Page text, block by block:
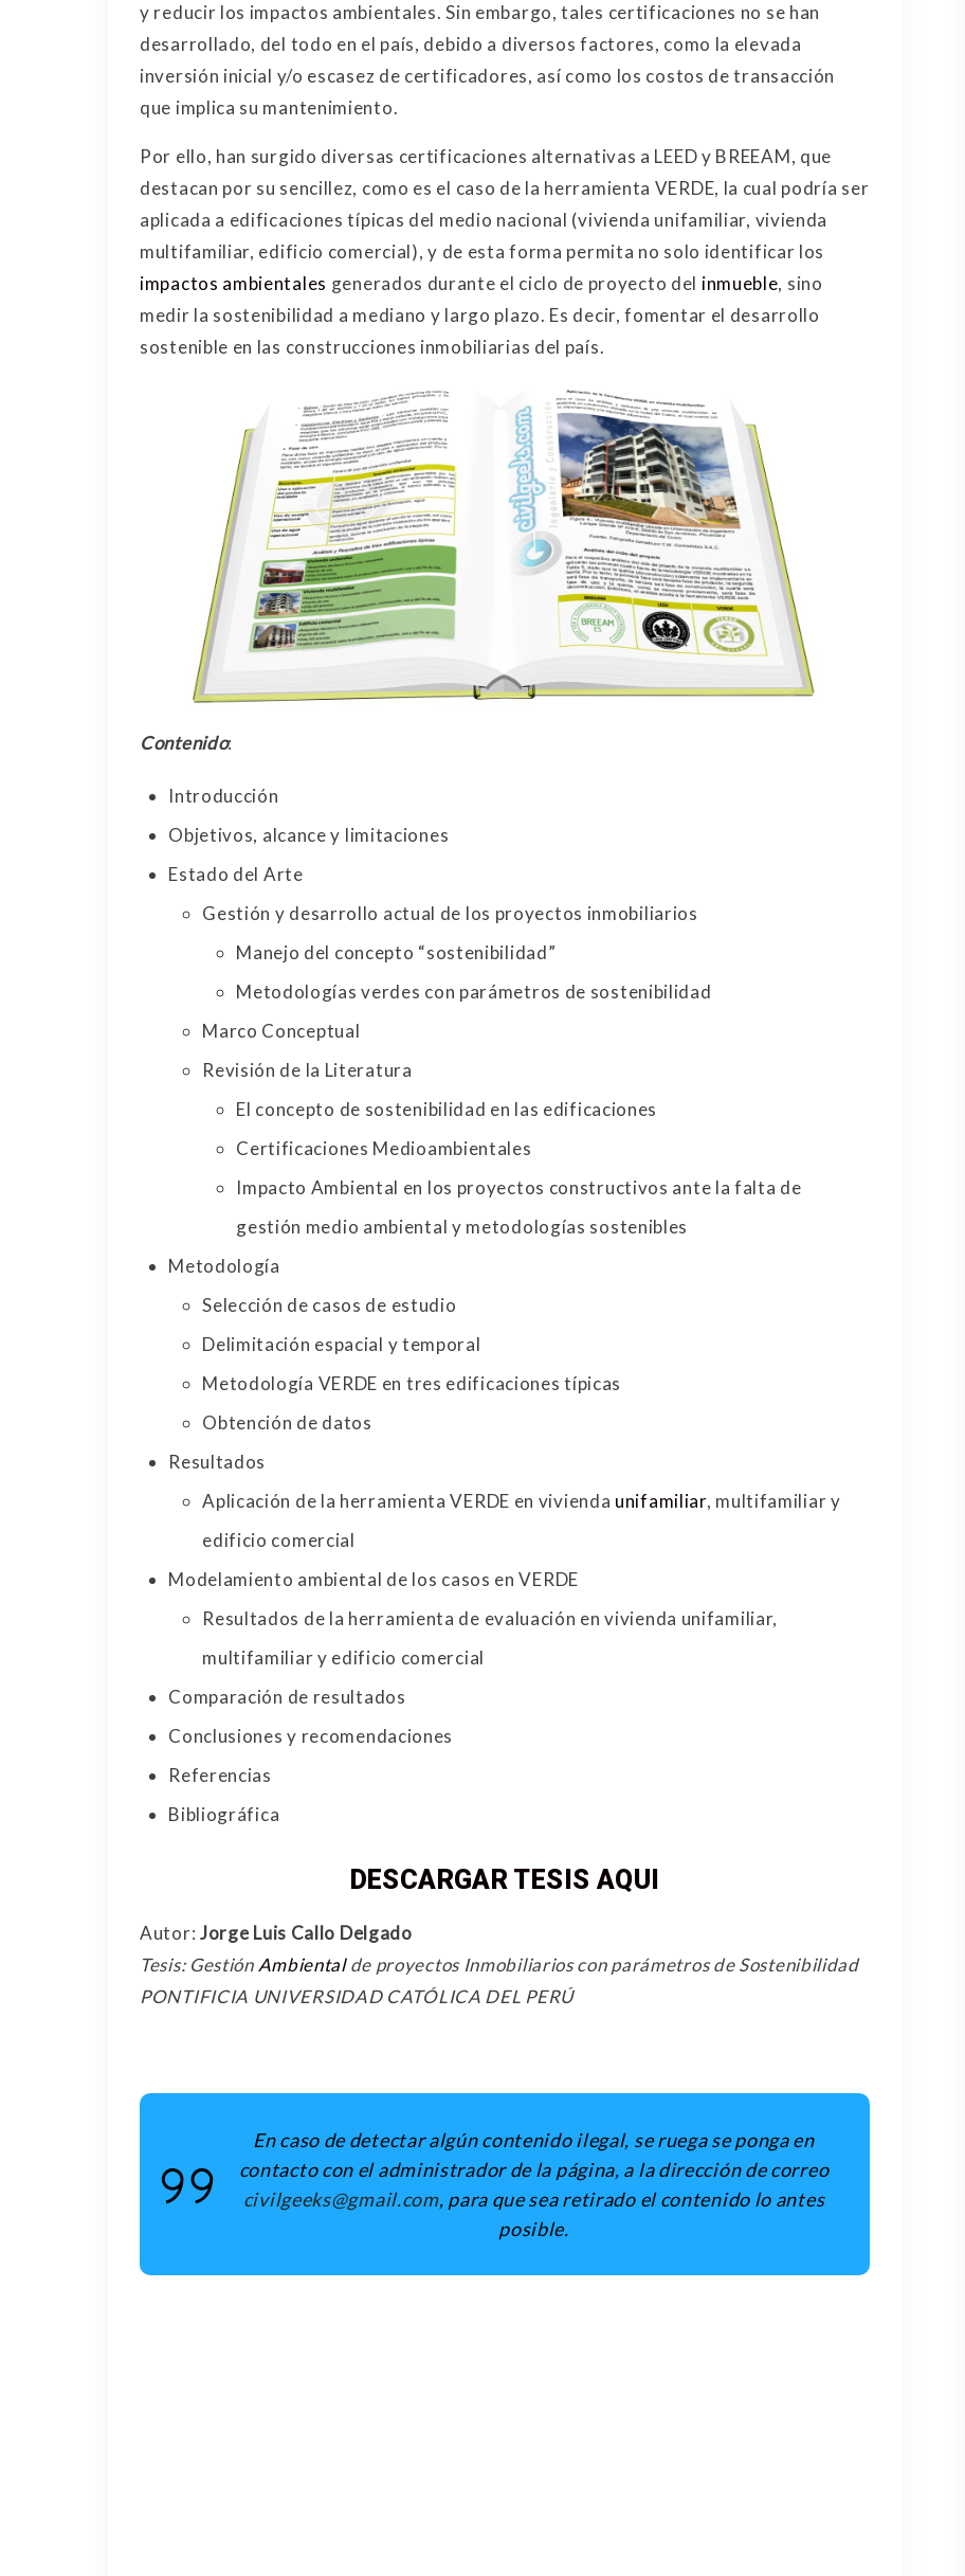
y reducir los impactos ambientales. Sin embargo, tales certificaciones no se han
desarrollado, del todo en el país, debido a diversos factores, como la elevada
inversión inicial y/o escasez de certificadores, así como los costos de transacción
que implica su mantenimiento.
Por ello, han surgido diversas certificaciones alternativas a LEED y BREEAM, que
destacan por su sencillez, como es el caso de la herramienta VERDE, la cual podría ser
aplicada a edificaciones típicas del medio nacional (vivienda unifamiliar, vivienda
multifamiliar, edificio comercial), y de esta forma permita no solo identificar los
impactos ambientales generados durante el ciclo de proyecto del inmueble, sino
medir la sostenibilidad a mediano y largo plazo. Es decir, fomentar el desarrollo
sostenible en las construcciones inmobiliarias del país.
Contenido:
Introducción
Objetivos, alcance y limitaciones
Estado del Arte
Gestión y desarrollo actual de los proyectos inmobiliarios
Manejo del concepto “sostenibilidad”
Metodologías verdes con parámetros de sostenibilidad
Marco Conceptual
Revisión de la Literatura
El concepto de sostenibilidad en las edificaciones
Certificaciones Medioambientales
Impacto Ambiental en los proyectos constructivos ante la falta de
gestión medio ambiental y metodologías sostenibles
Metodología
Selección de casos de estudio
Delimitación espacial y temporal
Metodología VERDE en tres edificaciones típicas
Obtención de datos
Resultados
Aplicación de la herramienta VERDE en vivienda unifamiliar, multifamiliar y
edificio comercial
Modelamiento ambiental de los casos en VERDE
Resultados de la herramienta de evaluación en vivienda unifamiliar,
multifamiliar y edificio comercial
Comparación de resultados
Conclusiones y recomendaciones
Referencias
Bibliográfica
DESCARGAR TESIS AQUI
Autor: Jorge Luis Callo Delgado
Tesis: GestiónAmbientalde proyectos Inmobiliarios con parámetros de Sostenibilidad
PONTIFICIA UNIVERSIDAD CATÓLICA DEL PERÚ
En caso de detectar algún contenido ilegal, se ruega se ponga en
contacto con el administrador de la página, a la dirección de correo
civilgeeks@gmail.com, para que sea retirado el contenido lo antes
posible.